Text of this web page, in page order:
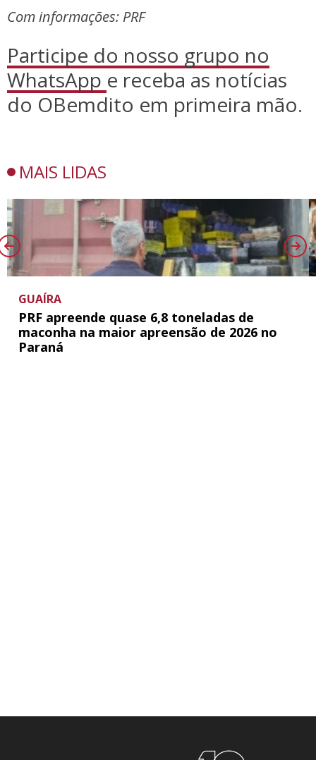
Com informações: PRF
Participe do nosso grupo no
WhatsApp e receba as notícias
do OBemdito em primeira mão.
MAIS LIDAS
GUAÍRA
PRF apreende quase 6,8 toneladas de
maconha na maior apreensão de 2026 no
Paraná